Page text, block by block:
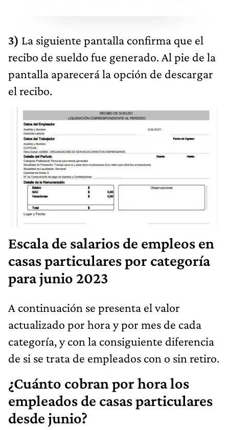
3) La siguiente pantalla confirma que el
recibo de sueldo fue generado. Al pie de la
pantalla aparecerá la opción de descargar
el recibo.
Escala de salarios de empleos en
casas particulares por categoría
para junio 2023
A continuación se presenta el valor
actualizado por hora y por mes de cada
categoría, y con la consiguiente diferencia
de si se trata de empleados con o sin retiro.
¿Cuánto cobran por hora los
empleados de casas particulares
desde junio?